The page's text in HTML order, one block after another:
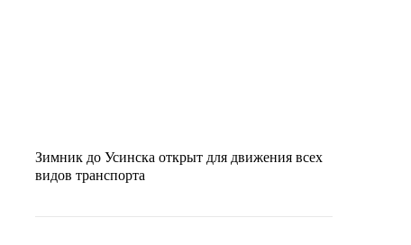
Зимник до Усинска открыт для движения всех
видов транспорта